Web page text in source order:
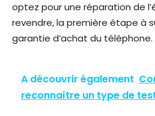
optez pour une réparation de
revendre, la première étape à
garantie d’achat du téléphone.
A découvrir également
reconnaître un type de